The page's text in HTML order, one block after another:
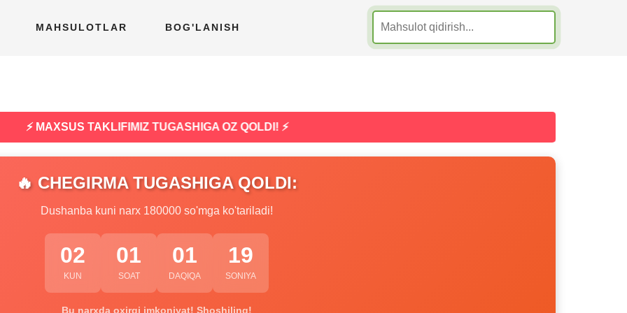
MAHSULOTLAR BOG'LANISH
⚡ MAXSUS TAKLIFIMIZ TUGASHIGA OZ QOLDI! ⚡
🔥 CHEGIRMA TUGASHIGA QOLDI:
Dushanba kuni narx 180000 so'mga ko'tariladi!
02
KUN
01
SOAT
01
DAQIQA
18
SONIYA
Bu narxda oxirgi imkoniyat! Shoshiling!